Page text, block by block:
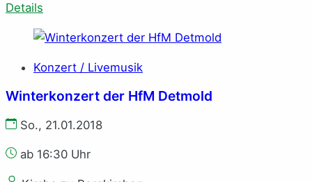
Details
Konzert / Livemusik
Winterkonzert der HfM Detmold
So., 21.01.2018
ab 16:30 Uhr